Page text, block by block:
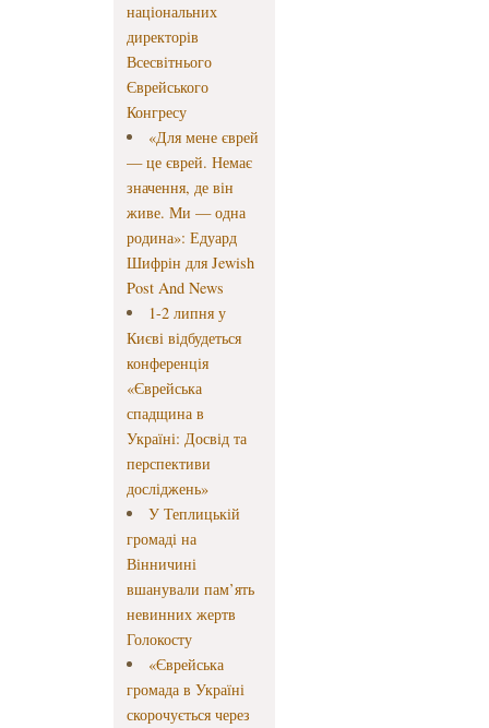
національних
директорів
Всесвітнього
Єврейського
Конгресу
«Для мене єврей
— це єврей. Немає
значення, де він
живе. Ми — одна
родина»: Едуард
Шифрін для Jewish
Post And News
1-2 липня у
Києві відбудеться
конференція
«Єврейська
спадщина в
Україні: Досвід та
перспективи
досліджень»
У Теплицькій
громаді на
Вінничині
вшанували пам’ять
невинних жертв
Голокосту
«Єврейська
громада в Україні
скорочується через